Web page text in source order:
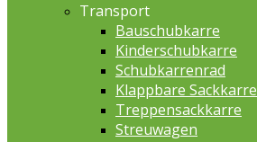
Transport
Bauschubkarre
Kinderschubkarre
Schubkarrenrad
Klappbare Sackkarre
Treppensackkarre
Streuwagen